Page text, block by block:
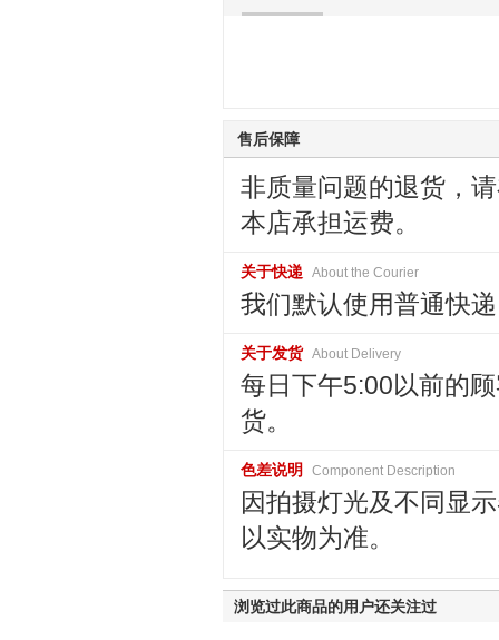
售后保障
非质量问题的退货，
本店承担运费。
关于快递 About the Courier
我们默认使用普通快
关于发货 About Delivery
每日下午5:00以前的
货。
色差说明 Component Description
因拍摄灯光及不同显
以实物为准。
浏览过此商品的用户还关注过